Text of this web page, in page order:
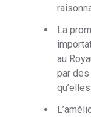
La
au
par